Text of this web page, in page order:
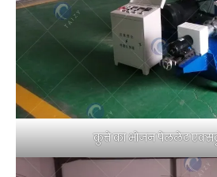
कुत्ते का भोजन पेललेट